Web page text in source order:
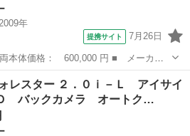
2009年
提携サイト 7月26日
レスター ■ グレード名： ２．０
ＷＤ ＥＴＣ ターボ バックカメ
レスター ２．０ｉ－Ｌ アイサイ
バックカメラ オートク…